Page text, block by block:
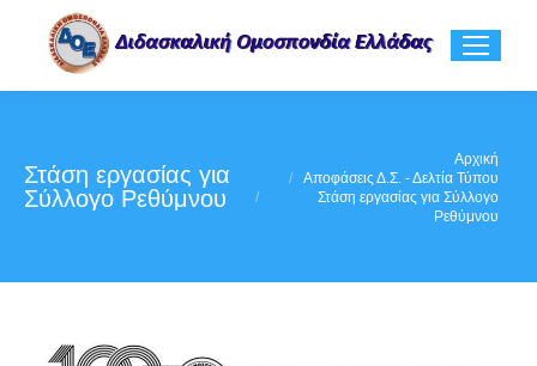
Στάση εργασίας για
Σύλλογο Ρεθύμνου
Αρχική
Αποφάσεις Δ.Σ. - Δελτία Τύπου
Στάση εργασίας για Σύλλογο
Ρεθύμνου